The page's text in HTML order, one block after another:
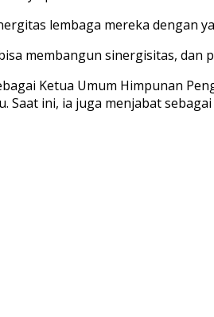
lembaga mereka dengan
membangun sinergisitas, dan
Ketua Umum Himpunan
ini, ia juga menjabat